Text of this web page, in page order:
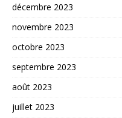
décembre 2023
novembre 2023
octobre 2023
septembre 2023
août 2023
juillet 2023